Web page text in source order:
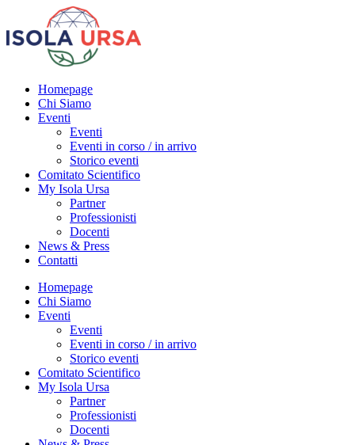
Homepage
Chi Siamo
Eventi
Eventi
Eventi in corso / in arrivo
Storico eventi
Comitato Scientifico
My Isola Ursa
Partner
Professionisti
Docenti
News & Press
Contatti
Homepage
Chi Siamo
Eventi
Eventi
Eventi in corso / in arrivo
Storico eventi
Comitato Scientifico
My Isola Ursa
Partner
Professionisti
Docenti